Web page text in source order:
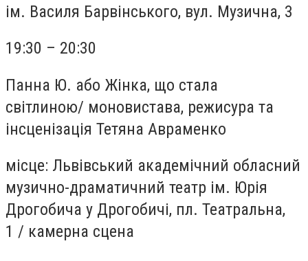
ім. Василя Барвінського, вул. Музична, 3
19:30 – 20:30
Панна Ю. або Жінка, що стала
світлиною/ моновистава, режисура та
інсценізація Тетяна Авраменко
місце: Львівський академічний обласний
музично-драматичний театр ім. Юрія
Дрогобича у Дрогобичі, пл. Театральна,
1 / камерна сцена